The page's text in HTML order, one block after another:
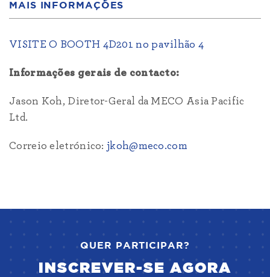
MAIS INFORMAÇÕES
VISITE O BOOTH 4D201 no pavilhão 4
Informações gerais de contacto:
Jason Koh, Diretor-Geral da MECO Asia Pacific
Ltd.
Correio eletrónico:jkoh@meco.com
QUER PARTICIPAR?
INSCREVER-SE AGORA